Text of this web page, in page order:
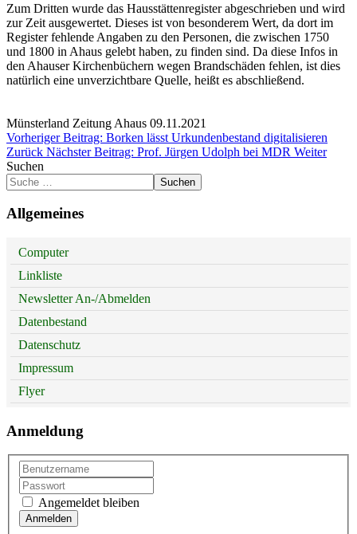
Zum Dritten wurde das Hausstättenregister abgeschrieben und wird
zur Zeit ausgewertet. Dieses ist von besonderem Wert, da dort im
Register fehlende Angaben zu den Personen, die zwischen 1750
und 1800 in Ahaus gelebt haben, zu finden sind. Da diese Infos in
den Ahauser Kirchenbüchern wegen Brandschäden fehlen, ist dies
natürlich eine unverzichtbare Quelle, heißt es abschließend.
Münsterland Zeitung Ahaus 09.11.2021
Vorheriger Beitrag: Borken lässt Urkundenbestand digitalisieren
Zurück Nächster Beitrag: Prof. Jürgen Udolph bei MDR Weiter
Suchen
Suchen
Allgemeines
Computer
Linkliste
Newsletter An-/Abmelden
Datenbestand
Datenschutz
Impressum
Flyer
Anmeldung
Angemeldet bleiben